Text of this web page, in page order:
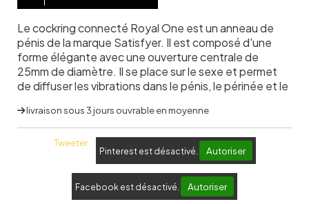
Le cockring connecté Royal One est un anneau de
pénis de la marque Satisfyer. Il est composé d'une
forme élégante avec une ouverture centrale de
25mm de diamètre. Il se place sur le sexe et permet
de diffuser les vibrations dans le pénis, le périnée et le
livraison sous 3 jours ouvrable en moyenne
Tweeter
Pinterest est désactivé. Autoriser
Facebook est désactivé. Autoriser